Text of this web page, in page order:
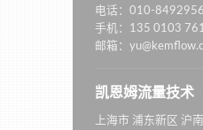
电话：010-
手机：135 0103
邮箱：
凯恩姆流量技术
上海市 浦东新区 沪